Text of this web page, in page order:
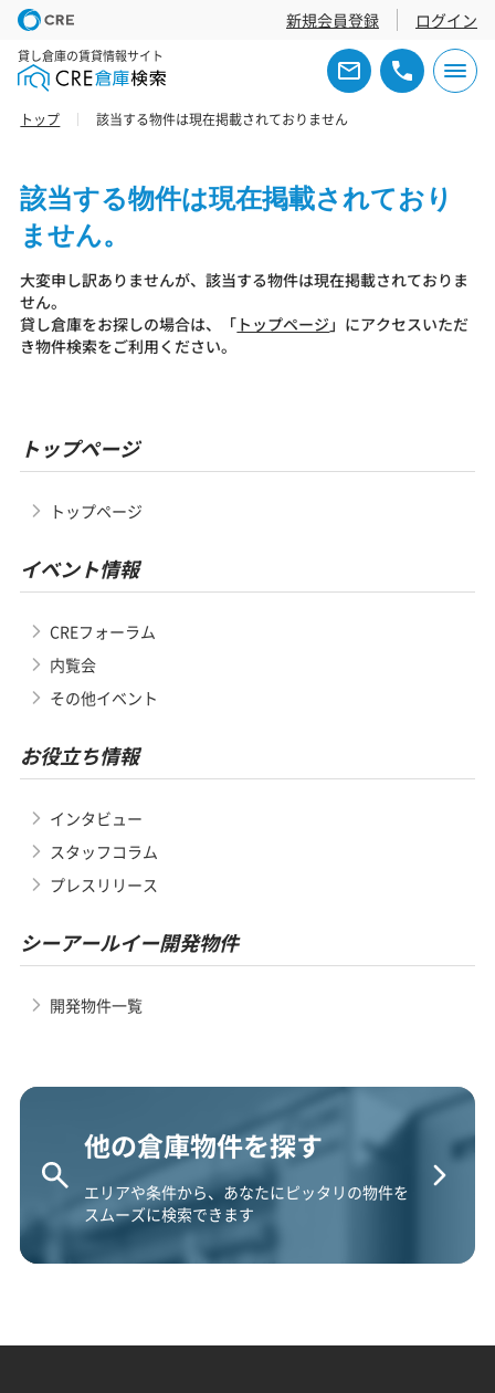
新規会員登録 ログイン
貸し倉庫の賃貸情報サイト
トップ 該当する物件は現在掲載されておりません
該当する物件は現在掲載されており
ません。
大変申し訳ありませんが、該当する物件は現在掲載されておりま
せん。
貸し倉庫をお探しの場合は、「 トップページ 」にアクセスいただ
き物件検索をご利用ください。
トップページ
トップページ
イベント情報
CREフォーラム
内覧会
その他イベント
お役立ち情報
インタビュー
スタッフコラム
プレスリリース
シーアールイー開発物件
開発物件一覧
他の倉庫物件を探す
エリアや条件から、あなたにピッタリの物件を
スムーズに検索できます